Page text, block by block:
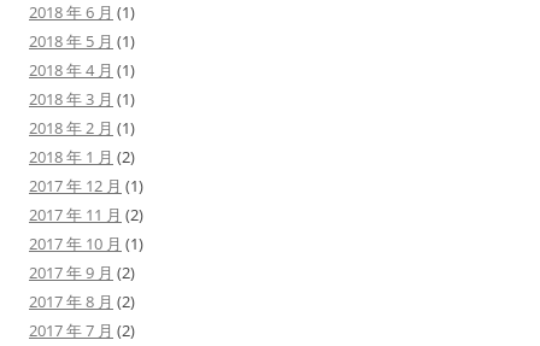
2018 年 6 月 (1)
2018 年 5 月 (1)
2018 年 4 月 (1)
2018 年 3 月 (1)
2018 年 2 月 (1)
2018 年 1 月 (2)
2017 年 12 月 (1)
2017 年 11 月 (2)
2017 年 10 月 (1)
2017 年 9 月 (2)
2017 年 8 月 (2)
2017 年 7 月 (2)